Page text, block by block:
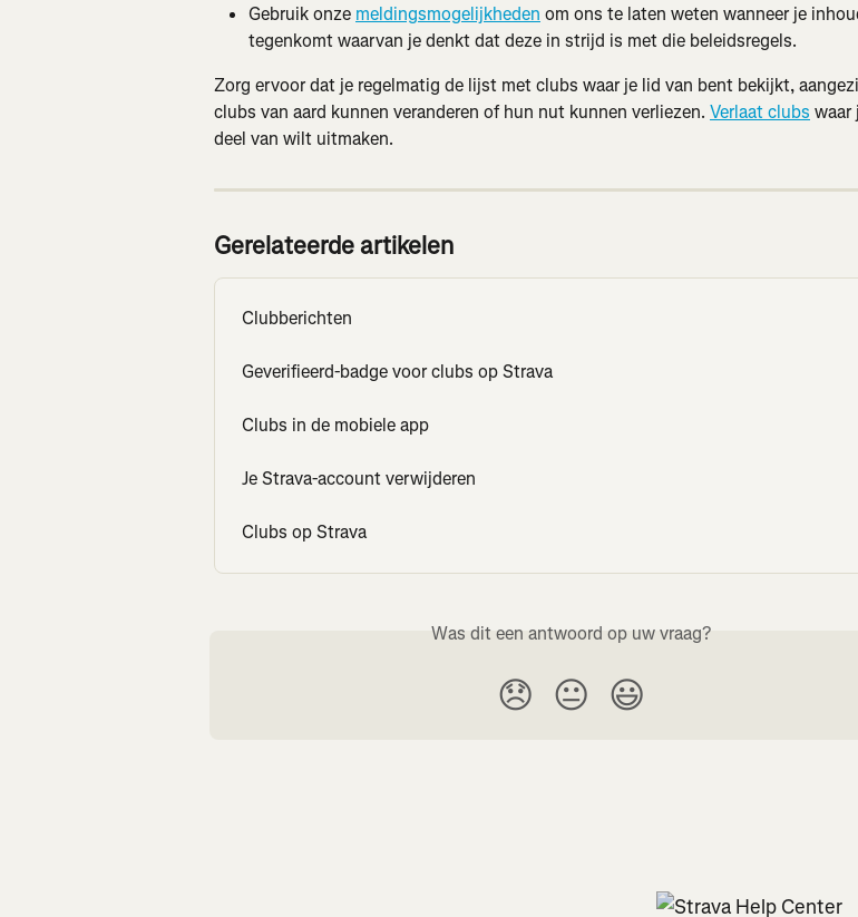
Gebruik onze meldingsmogelijkheden om ons te laten weten wanneer je
tegenkomt waarvan je denkt dat deze in strijd is met die beleidsregels.
Zorg ervoor dat je regelmatig de lijst met clubs waar je lid van bent bekijkt,
clubs van aard kunnen veranderen of hun nut kunnen verliezen. Verlaat clubs waar
deel van wilt uitmaken.
Gerelateerde artikelen
Clubberichten
Geverifieerd-badge voor clubs op Strava
Clubs in de mobiele app
Je Strava-account verwijderen
Clubs op Strava
Was dit een antwoord op uw vraag?
😞 😐 😃